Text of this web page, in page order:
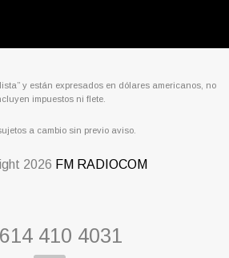
y están expresados en dólares americanos, no
impuestos ni flete.
a cambio sin previo aviso.
2026 FM RADIOCOM
614 410 4031